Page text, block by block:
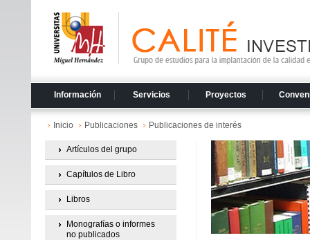
Información Servicios Proyectos
Inicio Publicaciones Publicaciones de interés
Artículos del grupo
Capítulos de Libro
Libros
Monografías o informes
no publicados